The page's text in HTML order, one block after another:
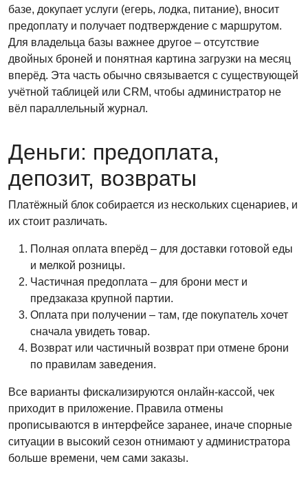
базе, докупает услуги (егерь, лодка, питание), вносит
предоплату и получает подтверждение с маршрутом.
Для владельца базы важнее другое – отсутствие
двойных броней и понятная картина загрузки на месяц
вперёд. Эта часть обычно связывается с существующей
учётной таблицей или CRM, чтобы администратор не
вёл параллельный журнал.
Деньги: предоплата,
депозит, возвраты
Платёжный блок собирается из нескольких сценариев, и
их стоит различать.
Полная оплата вперёд – для доставки готовой еды
и мелкой розницы.
Частичная предоплата – для брони мест и
предзаказа крупной партии.
Оплата при получении – там, где покупатель хочет
сначала увидеть товар.
Возврат или частичный возврат при отмене брони
по правилам заведения.
Все варианты фискализируются онлайн-кассой, чек
приходит в приложение. Правила отмены
прописываются в интерфейсе заранее, иначе спорные
ситуации в высокий сезон отнимают у администратора
больше времени, чем сами заказы.